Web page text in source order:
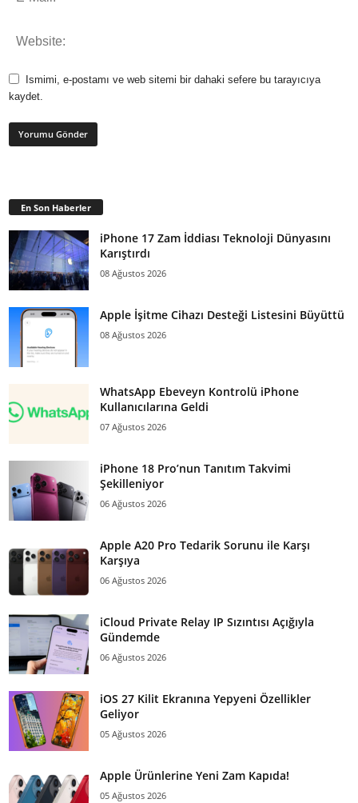
Ismimi, e-postamı ve web sitemi bir dahaki sefere bu tarayıcıya
kaydet.
En Son Haberler
iPhone 17 Zam İddiası Teknoloji Dünyasını
Karıştırdı
08 Ağustos 2026
Apple İşitme Cihazı Desteği Listesini Büyüttü
08 Ağustos 2026
WhatsApp Ebeveyn Kontrolü iPhone
Kullanıcılarına Geldi
07 Ağustos 2026
iPhone 18 Pro’nun Tanıtım Takvimi
Şekilleniyor
06 Ağustos 2026
Apple A20 Pro Tedarik Sorunu ile Karşı
Karşıya
06 Ağustos 2026
iCloud Private Relay IP Sızıntısı Açığıyla
Gündemde
06 Ağustos 2026
iOS 27 Kilit Ekranına Yepyeni Özellikler
Geliyor
05 Ağustos 2026
Apple Ürünlerine Yeni Zam Kapıda!
05 Ağustos 2026